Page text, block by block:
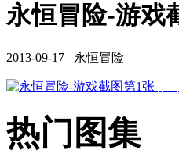
永恒冒险-游戏
2013-09-17 永恒冒险
热门图集